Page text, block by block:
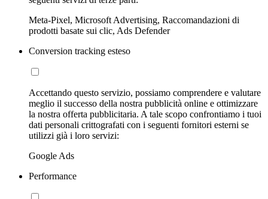
Meta-Pixel, Microsoft Advertising, Raccomandazioni di
prodotti basate sui clic, Ads Defender
Conversion tracking esteso
Accettando questo servizio, possiamo comprendere e valutare
meglio il successo della nostra pubblicità online e ottimizzare
la nostra offerta pubblicitaria. A tale scopo confrontiamo i tuoi
dati personali crittografati con i seguenti fornitori esterni se
utilizzi già i loro servizi:
Google Ads
Performance